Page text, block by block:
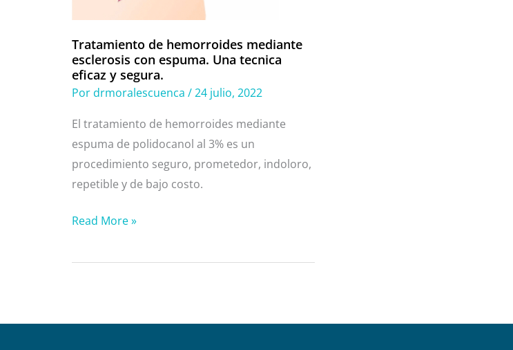
Tratamiento de hemorroides mediante
esclerosis con espuma. Una tecnica
eficaz y segura.
Pordrmoralescuenca /24 julio, 2022
El tratamiento de hemorroides mediante
espuma de polidocanol al 3% es un
procedimiento seguro, prometedor, indoloro,
repetible y de bajo costo.
tecnica
eficaz
y
Read More »